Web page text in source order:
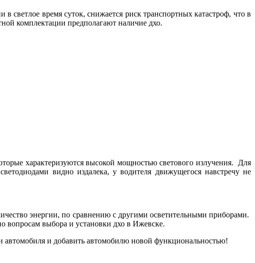
время суток, снижается риск транспортных катастроф, что в
комплектации предполагают наличие дхо.
характеризуются высокой мощностью светового излучения. Для
видно издалека, у водителя движущегося навстречу не
энергии, по сравнению с другими осветительными приборами.
выбора и установки дхо в Ижевске.
и добавить автомобилю новой функциональностью!